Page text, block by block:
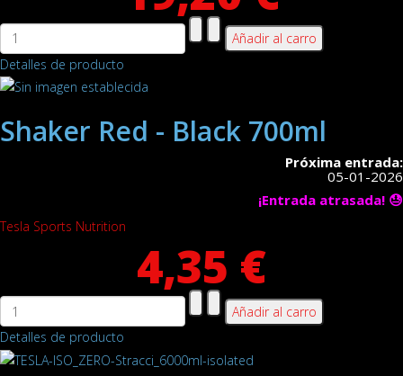
Detalles de producto
Shaker Red - Black 700ml
Próxima entrada:
05-01-2026
¡Entrada atrasada! 😓
Tesla Sports Nutrition
4,35 €
Detalles de producto